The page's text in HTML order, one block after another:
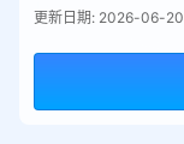
更新日期: 2026-06-20